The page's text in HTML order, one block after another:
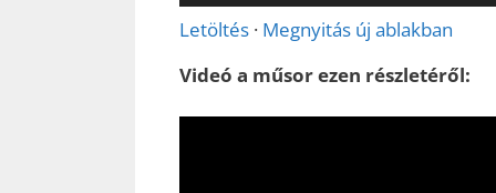
Letöltés · Megnyitás új ablakban
Videó a műsor ezen részletéről: